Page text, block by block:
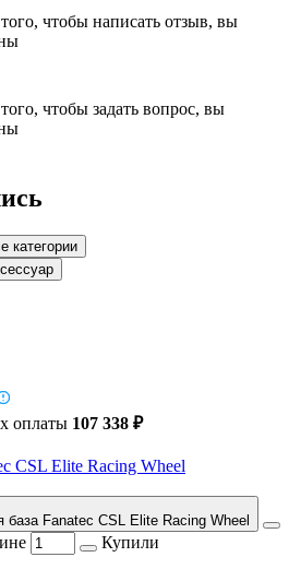
чтобы написать отзыв, вы
чтобы задать вопрос, вы
категории
оплаты 107 338 ₽
CSL Elite Racing Wheel
база Fanatec CSL Elite Racing Wheel
Купили